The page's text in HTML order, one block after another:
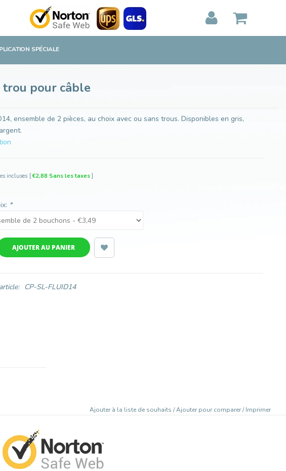
AFFICHER PAIEMENT
SPÉCIALE
trou pour câble
ensemble de 2 pièces, au choix avec ou sans trous. Disponibles en gris,
incluses [€2,88 Sans les taxes]
*
AJOUTER AU PANIER
CP-SL-FLUID14
Ajouter à la liste de souhaits /Ajouter pour comparer/Imprimer